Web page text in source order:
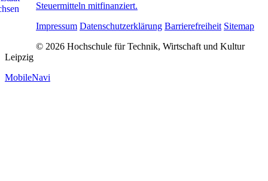
Steuermitteln mitfinanziert.
Impressum Datenschutzerklärung Barrierefreiheit Sitemap
© 2026 Hochschule für Technik, Wirtschaft und Kultur
Leipzig
MobileNavi